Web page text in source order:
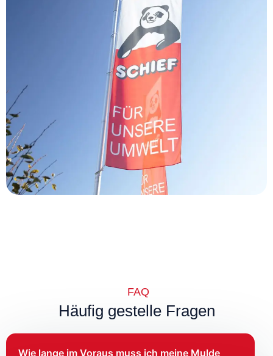
FAQ
Häufig gestelle Fragen
Wie lange im Voraus muss ich meine Mulde